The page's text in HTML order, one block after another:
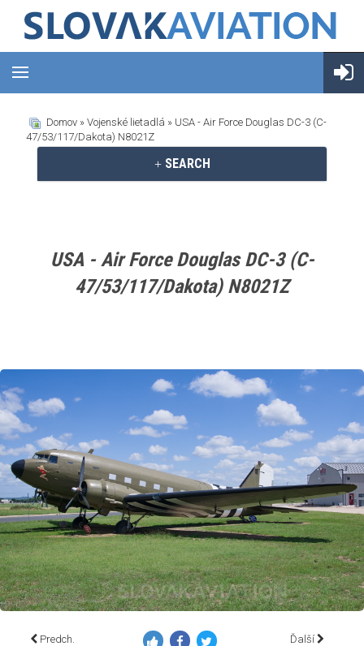
Domov » Vojenské lietadlá » USA - Air Force Douglas DC-3 (C-
47/53/117/Dakota) N8021Z
SEARCH
USA - Air Force Douglas DC-3 (C-
47/53/117/Dakota) N8021Z
Predch. Ďalší